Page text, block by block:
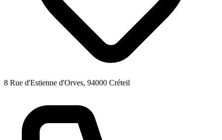
8 Rue d'Estienne d'Orves, 94000 Créteil